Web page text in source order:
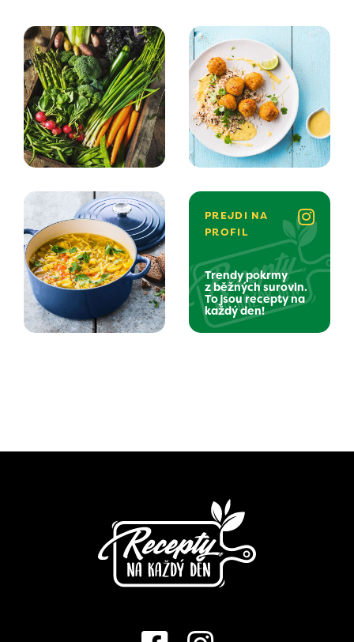
PREJDI NA
PROFIL
Trendy pokrmy
z běžných surovin.
To jsou recepty na
každý den!